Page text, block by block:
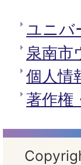
ユニバ
泉南市
個人情
著作権